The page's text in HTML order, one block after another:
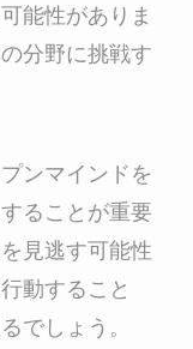
能性がありま
分野に挑戦す
ンマインドを
ることが重要
見逃す可能性
動すること
でしょう。